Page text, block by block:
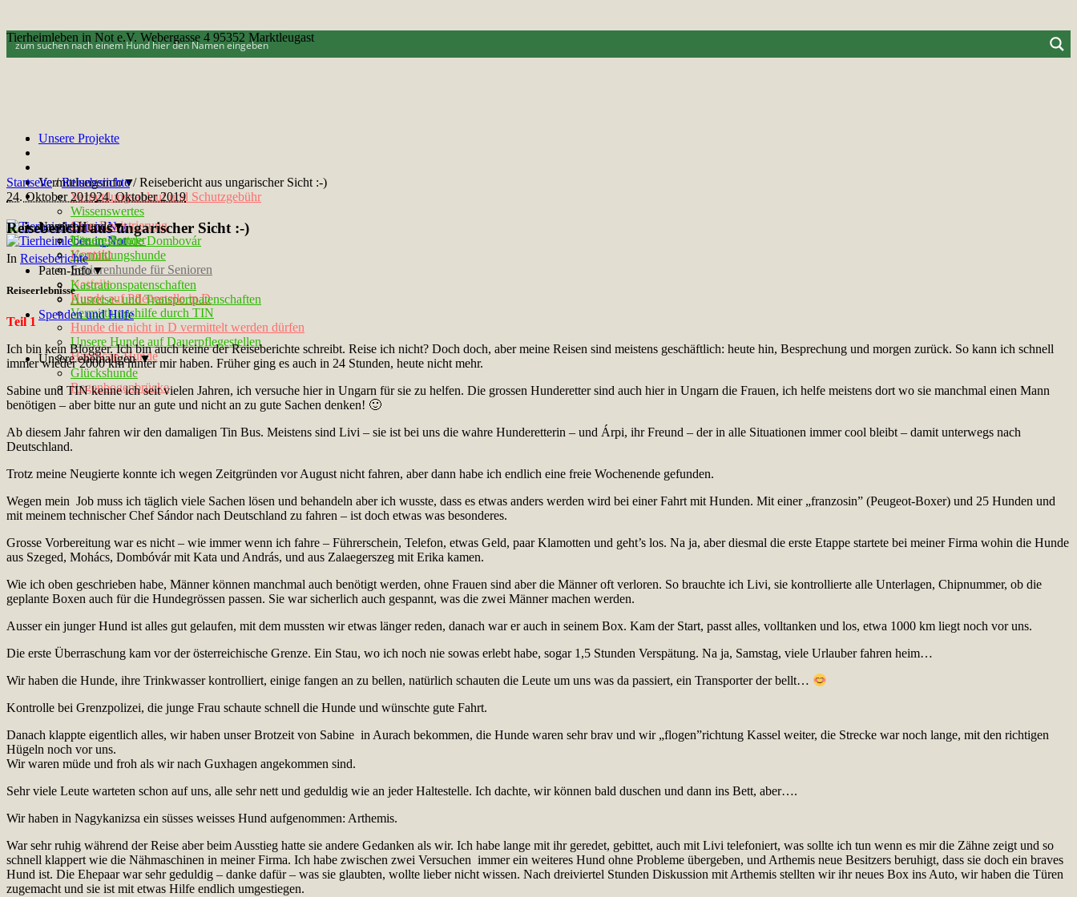
Tierheimleben in Not e.V. Webergasse 4 95352 Marktleugast
Unsere Projekte
Vermittlungsinfo▼
Vermittlungsablauf und Schutzgebühr
Wissenswertes
Chip-Registrierung
Unsere Partner
Kontakt
Unsere Hunde▼
Tötungshunde Dombovár
Vermittlungshunde
Seniorenhunde für Senioren
Notfelle
Hunde auf Pflegestelle in D
Vermittlungshilfe durch TIN
Hunde die nicht in D vermittelt werden dürfen
Unsere Hunde auf Dauerpflegestellen
Handicap-Hunde
Paten-Info▼
Kastrationspatenschaften
Ausreise- und Transportpatenschaften
Spenden und Hilfe
Unsere ehemaligen ▼
Glückshunde
Regenbogenbrücke
Startseite /Reiseberichte /Reisebericht aus ungarischer Sicht :-)
24. Oktober 201924. Oktober 2019
Reisebericht aus ungarischer Sicht :-)
In Reiseberichte
Reiseerlebnisse
Teil 1
Ich bin kein Blogger. Ich bin auch keine der Reiseberichte schreibt. Reise ich nicht? Doch doch, aber meine Reisen sind meistens geschäftlich: heute hin, Besprechung und morgen zurück. So kann ich schnell
immer wieder 2000 km hinter mir haben. Früher ging es auch in 24 Stunden, heute nicht mehr.
Sabine und TIN kenne ich seit vielen Jahren, ich versuche hier in Ungarn für sie zu helfen. Die grossen Hunderetter sind auch hier in Ungarn die Frauen, ich helfe meistens dort wo sie manchmal einen Mann
benötigen – aber bitte nur an gute und nicht an zu gute Sachen denken! 🙂
Ab diesem Jahr fahren wir den damaligen Tin Bus. Meistens sind Livi – sie ist bei uns die wahre Hunderetterin – und Árpi, ihr Freund – der in alle Situationen immer cool bleibt – damit unterwegs nach
Deutschland.
Trotz meine Neugierte konnte ich wegen Zeitgründen vor August nicht fahren, aber dann habe ich endlich eine freie Wochenende gefunden.
Wegen mein Job muss ich täglich viele Sachen lösen und behandeln aber ich wusste, dass es etwas anders werden wird bei einer Fahrt mit Hunden. Mit einer „franzosin” (Peugeot-Boxer) und 25 Hunden und
mit meinem technischer Chef Sándor nach Deutschland zu fahren – ist doch etwas was besonderes.
Grosse Vorbereitung war es nicht – wie immer wenn ich fahre – Führerschein, Telefon, etwas Geld, paar Klamotten und geht’s los. Na ja, aber diesmal die erste Etappe startete bei meiner Firma wohin die Hunde
aus Szeged, Mohács, Dombóvár mit Kata und András, und aus Zalaegerszeg mit Erika kamen.
Wie ich oben geschrieben habe, Männer können manchmal auch benötigt werden, ohne Frauen sind aber die Männer oft verloren. So brauchte ich Livi, sie kontrollierte alle Unterlagen, Chipnummer, ob die
geplante Boxen auch für die Hundegrössen passen. Sie war sicherlich auch gespannt, was die zwei Männer machen werden.
Ausser ein junger Hund ist alles gut gelaufen, mit dem mussten wir etwas länger reden, danach war er auch in seinem Box. Kam der Start, passt alles, volltanken und los, etwa 1000 km liegt noch vor uns.
Die erste Überraschung kam vor der österreichische Grenze. Ein Stau, wo ich noch nie sowas erlebt habe, sogar 1,5 Stunden Verspätung. Na ja, Samstag, viele Urlauber fahren heim…
Wir haben die Hunde, ihre Trinkwasser kontrolliert, einige fangen an zu bellen, natürlich schauten die Leute um uns was da passiert, ein Transporter der bellt…
Kontrolle bei Grenzpolizei, die junge Frau schaute schnell die Hunde und wünschte gute Fahrt.
Danach klappte eigentlich alles, wir haben unser Brotzeit von Sabine in Aurach bekommen, die Hunde waren sehr brav und wir „flogen”richtung Kassel weiter, die Strecke war noch lange, mit den richtigen
Hügeln noch vor uns.
Wir waren müde und froh als wir nach Guxhagen angekommen sind.
Sehr viele Leute warteten schon auf uns, alle sehr nett und geduldig wie an jeder Haltestelle. Ich dachte, wir können bald duschen und dann ins Bett, aber….
Wir haben in Nagykanizsa ein süsses weisses Hund aufgenommen: Arthemis.
War sehr ruhig während der Reise aber beim Ausstieg hatte sie andere Gedanken als wir. Ich habe lange mit ihr geredet, gebittet, auch mit Livi telefoniert, was sollte ich tun wenn es mir die Zähne zeigt und so
schnell klappert wie die Nähmaschinen in meiner Firma. Ich habe zwischen zwei Versuchen immer ein weiteres Hund ohne Probleme übergeben, und Arthemis neue Besitzers beruhigt, dass sie doch ein braves
Hund ist. Die Ehepaar war sehr geduldig – danke dafür – was sie glaubten, wollte lieber nicht wissen. Nach dreiviertel Stunden Diskussion mit Arthemis stellten wir ihr neues Box ins Auto, wir haben die Türen
zugemacht und sie ist mit etwas Hilfe endlich umgestiegen.